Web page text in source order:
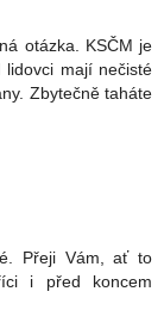
otázka. KSČM je
mají nečisté
Zbytečně taháte
Přeji Vám, ať to
i před koncem